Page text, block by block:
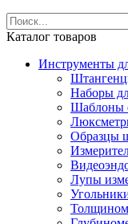
Каталог товаров
Инструменты
Наборы
Шаблоны
Образцы
Лупы